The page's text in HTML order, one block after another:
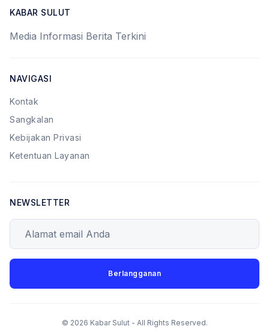
KABAR SULUT
Media Informasi Berita Terkini
NAVIGASI
Kontak
Sangkalan
Kebijakan Privasi
Ketentuan Layanan
NEWSLETTER
Alamat email Anda
Berlangganan
© 2026 Kabar Sulut - All Rights Reserved.